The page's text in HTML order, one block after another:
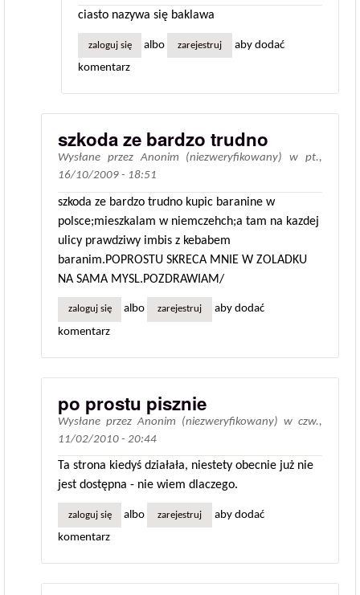
ciasto nazywa się baklawa
zaloguj się albo zarejestruj
aby dodać
komentarz
szkoda ze bardzo trudno
Wysłane przezAnonim (niezweryfikowany) wpt.,
16/10/2009 - 18:51
szkoda ze bardzo trudno kupic baranine w
polsce;mieszkalam w niemczehch;a tam na kazdej
ulicy prawdziwy imbis z kebabem
baranim.POPROSTU SKRECA MNIE W ZOLADKU
NA SAMA MYSL.POZDRAWIAM/
zaloguj się albo zarejestruj
aby dodać
komentarz
po prostu pisznie
Wysłane przezAnonim (niezweryfikowany) w czw.,
11/02/2010 - 20:44
Ta strona kiedyś działała, niestety obecnie już nie
jest dostępna - nie wiem dlaczego.
zaloguj się albo zarejestruj
aby dodać
komentarz